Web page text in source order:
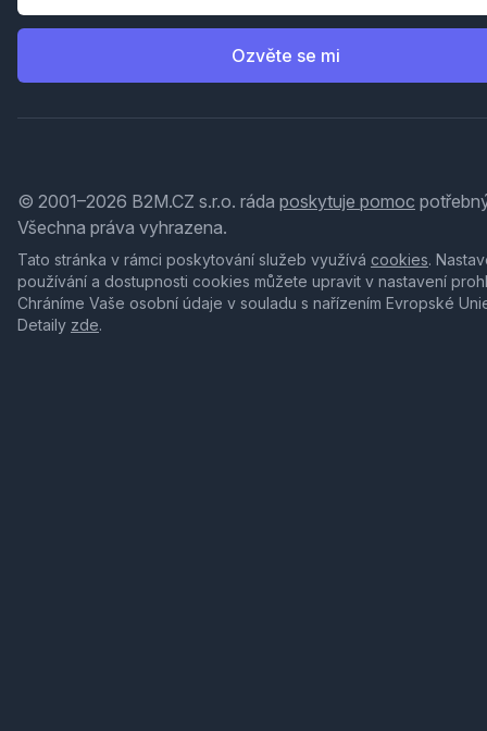
Ozvěte se mi
© 2001–2026 B2M.CZ s.r.o. ráda poskytuje pomoc
Všechna práva vyhrazena.
Tato stránka v rámci poskytování služeb využívá cookies.
používání a dostupnosti cookies můžete upravit v nastavení
Chráníme Vaše osobní údaje v souladu s nařízením Evropské
Detaily zde.